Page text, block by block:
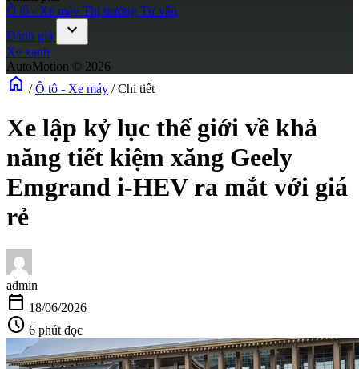
Ô tô - Xe máy Thị trường Tư vấn
Đánh giá
expand_more
Xe xanh
AutoMotion © 2026
home / Ô tô - Xe máy / Chi tiết
Xe lập kỷ lục thế giới về khả
năng tiết kiệm xăng Geely
Emgrand i-HEV ra mắt với giá
rẻ
admin
calendar_today 18/06/2026
schedule 6 phút đọc